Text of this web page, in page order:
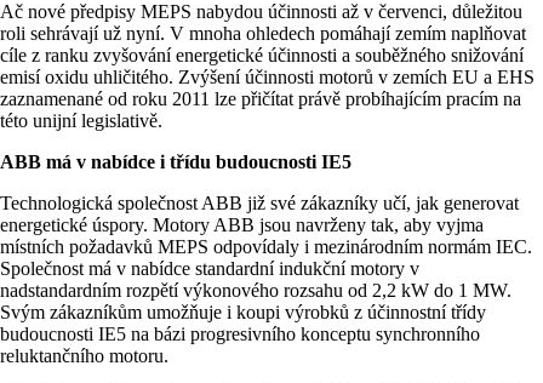
Ač nové předpisy MEPS nabydou účinnosti až v červenci, důležitou
roli sehrávají už nyní. V mnoha ohledech pomáhají zemím naplňovat
cíle z ranku zvyšování energetické účinnosti a souběžného snižování
emisí oxidu uhličitého. Zvýšení účinnosti motorů v zemích EU a EHS
zaznamenané od roku 2011 lze přičítat právě probíhajícím pracím na
této unijní legislativě.
ABB má v nabídce i třídu budoucnosti IE5
Technologická společnost ABB již své zákazníky učí, jak generovat
energetické úspory. Motory ABB jsou navrženy tak, aby vyjma
místních požadavků MEPS odpovídaly i mezinárodním normám IEC.
Společnost má v nabídce standardní indukční motory v
nadstandardním rozpětí výkonového rozsahu od 2,2 kW do 1 MW.
Svým zákazníkům umožňuje i koupi výrobků z účinnostní třídy
budoucnosti IE5 na bázi progresivního konceptu synchronního
reluktančního motoru.